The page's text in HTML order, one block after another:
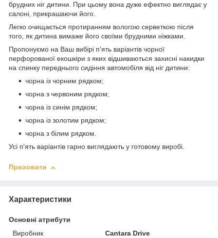
брудних ніг дитини. При цьому вона дуже ефектно виглядає у
салоні, прикрашаючи його.
Легко очищається протиранням вологою серветкою після
того, як дитина вимаже його своїми брудними ніжками.
Пропонуємо на Ваш вибірі п'ять варіантів чорної
перфорованої екошкіри з яких відшиваються захисні накидки
на спинку переднього сидіння автомобіля від ніг дитини:
чорна із чорним рядком;
чорна з червоним рядком;
чорна із синім рядком;
чорна із золотим рядком;
чорна з білим рядком.
Усі п'ять варіантів гарно виглядають у готовому виробі.
Приховати
Характеристики
Основні атрибути
Виробник
Cantara Drive